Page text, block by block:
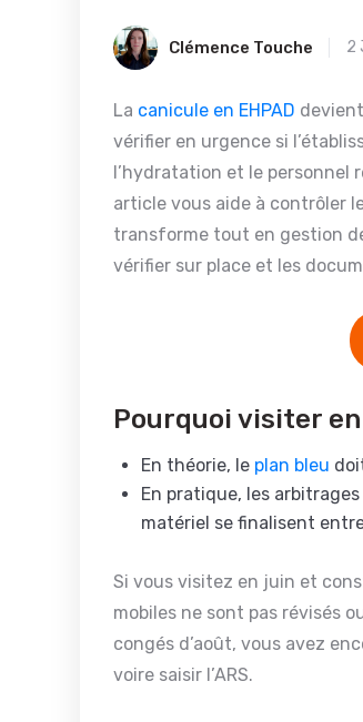
Clémence Touche 2
La canicule en EHPAD
vérifier en urgence si
l’hydratation et le personnel
article vous aide à contrôler
transforme tout en gestion
vérifier sur place et les
Pourquoi visiter
En théorie, le plan bleu
En pratique, les
matériel se finalisent
Si vous visitez en juin et
mobiles ne sont pas révisés
congés d’août, vous avez
voire saisir l’ARS.